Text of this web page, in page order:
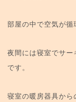
部屋の中で空気が循
夜間には寝室でサー
です。
寝室の暖房器具から